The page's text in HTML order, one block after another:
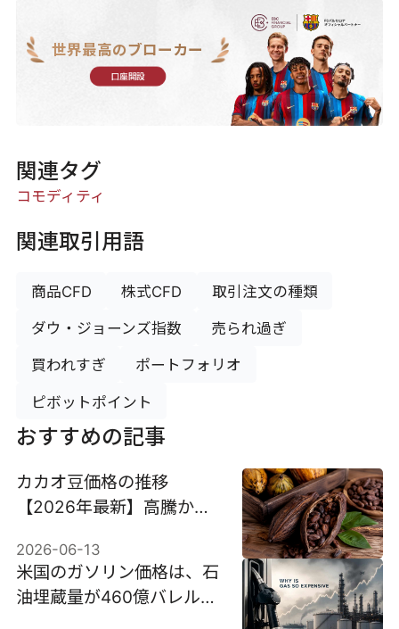
世界最高のブローカー
口座開設
関連タグ
コモディティ
関連取引用語
商品CFD 株式CFD 取引注文の種類
ダウ・ジョーンズ指数 売られ過ぎ
買われすぎ ポートフォリオ
ピボットポイント
おすすめの記事
カカオ豆価格の推移
【2026年最新】高騰から
底解説
2026-06-13
米国のガソリン価格は、石
油埋蔵量が460億バレルも